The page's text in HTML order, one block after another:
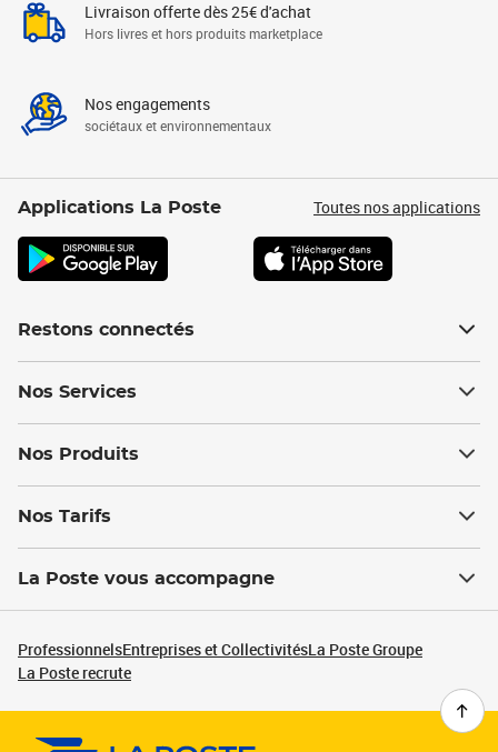
Livraison offerte dès 25€ d'achat
Hors livres et hors produits marketplace
Nos engagements
sociétaux et environnementaux
Applications La Poste Toutes nos applications
Restons connectés
Nos Services
Nos Produits
Nos Tarifs
La Poste vous accompagne
ProfessionnelsEntreprises et CollectivitésLa Poste Groupe
La Poste recrute